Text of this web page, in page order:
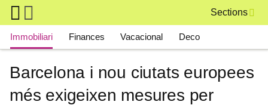
Skip to main content
Sections
Main navigation
Immobiliari Finances Vacacional Deco
Barcelona i nou ciutats europees
més exigeixen mesures per